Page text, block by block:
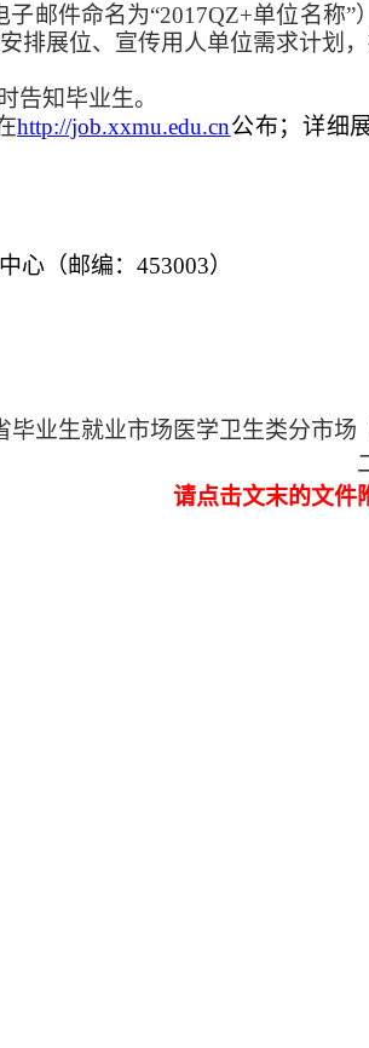
子邮件命名为“2017QZ+单位名称”
排展位、宣传用人单位需求计划，
告知毕业生。
http://job.xxmu.edu.cn公布；详细
心 （邮编： 453003）
毕业生就业市场医学卫生类分市场
请点击文末的文件